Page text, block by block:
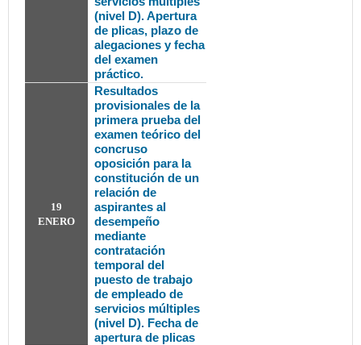
(nivel D). Apertura
de plicas, plazo de
alegaciones y fecha
del examen
práctico.
19
ENERO
Resultados
provisionales de la
primera prueba del
examen teórico del
concruso
oposición para la
constitución de un
relación de
aspirantes al
desempeño
mediante
contratación
temporal del
puesto de trabajo
de empleado de
servicios múltiples
(nivel D). Fecha de
apertura de plicas